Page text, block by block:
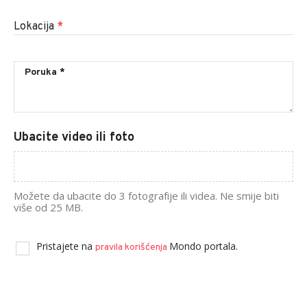
Lokacija *
Ubacite video ili foto
Možete da ubacite do 3 fotografije ili videa. Ne smije biti
više od 25 MB.
Pristajete na pravila korišćenja Mondo portala.